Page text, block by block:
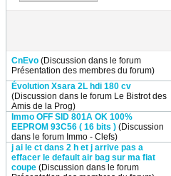
CnEvo (Discussion dans le forum
Présentation des membres du forum)
Évolution Xsara 2L hdi 180 cv
(Discussion dans le forum Le Bistrot des
Amis de la Prog)
Immo OFF SID 801A OK 100%
EEPROM 93C56 ( 16 bits ) (Discussion
dans le forum Immo - Clefs)
j ai le ct dans 2 h et j arrive pas a
effacer le default air bag sur ma fiat
coupe (Discussion dans le forum